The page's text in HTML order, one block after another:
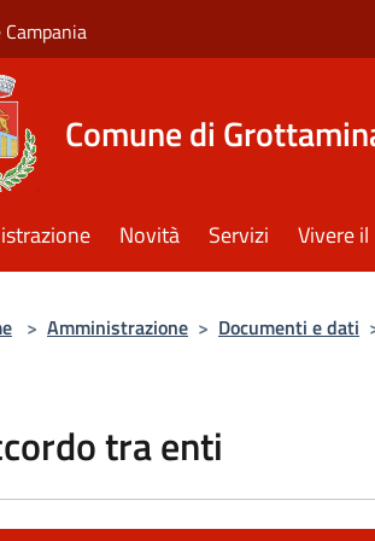
Campania
Comune di
Novità Servizi Vivere
> Amministrazione > Documenti e dati
tra enti